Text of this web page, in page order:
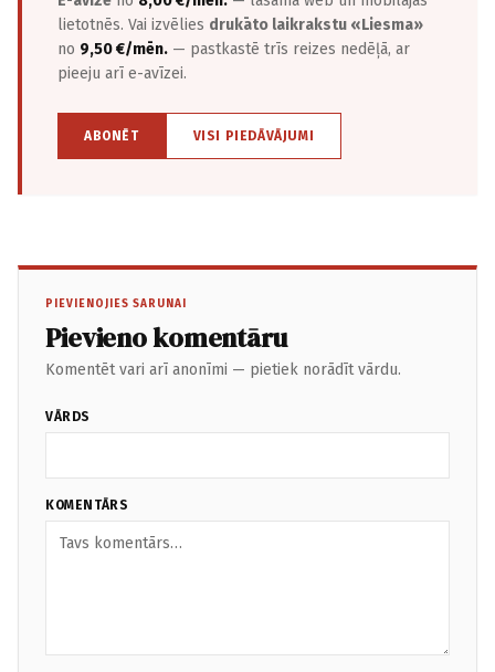
lietotnēs. Vai izvēlies drukāto laikrakstu «Liesma»
no 9,50 €/mēn. — pastkastē trīs reizes nedēļā, ar
pieeju arī e-avīzei.
ABONĒT VISI PIEDĀVĀJUMI
PIEVIENOJIES SARUNAI
Pievieno komentāru
Komentēt vari arī anonīmi — pietiek norādīt vārdu.
VĀRDS
KOMENTĀRS